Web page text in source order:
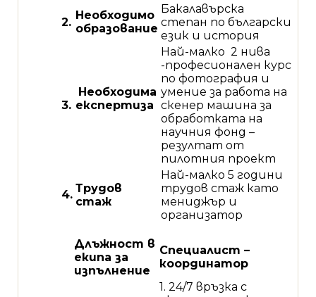
2.
Необходимо
образование
Бакалавърска
степан по български
език и история
3.
Необходима
експертиза
Най-малко 2 нива
-професионален курс
по фотография и
умение за работа на
скенер машина за
обработката на
научния фонд –
резултат от
пилотния проект
4. Трудов
стаж
Най-малко 5 години
трудов стаж като
мениджър и
организатор
Длъжност в
екипа за
изпълнение
Специалист –
координатор
1. 24/7 връзка с